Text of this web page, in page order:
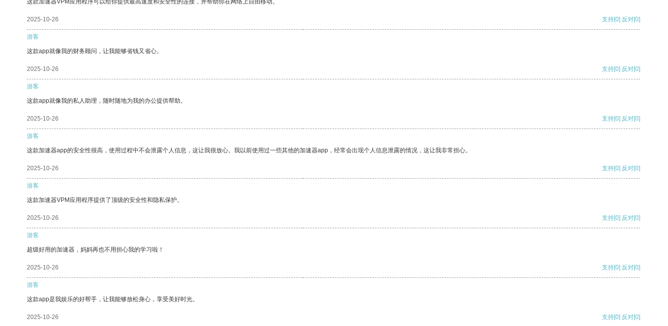
这款加速器VPM应用程序可以给你提供最高速度和安全性的连接，并帮助你在网络上自由移动。
2025-10-26 支持[0] 反对[0]
游客
这款app就像我的财务顾问，让我能够省钱又省心。
2025-10-26 支持[0] 反对[0]
游客
这款app就像我的私人助理，随时随地为我的办公提供帮助。
2025-10-26 支持[0] 反对[0]
游客
这款加速器app的安全性很高，使用过程中不会泄露个人信息，这让我很放心。我以前使用过一些其他的加速器app，经常会出现个人信息泄露的情况，这让我非常担心。
2025-10-26 支持[0] 反对[0]
游客
这款加速器VPM应用程序提供了顶级的安全性和隐私保护。
2025-10-26 支持[0] 反对[0]
游客
超级好用的加速器，妈妈再也不用担心我的学习啦！
2025-10-26 支持[0] 反对[0]
游客
这款app是我娱乐的好帮手，让我能够放松身心，享受美好时光。
2025-10-26 支持[0] 反对[0]